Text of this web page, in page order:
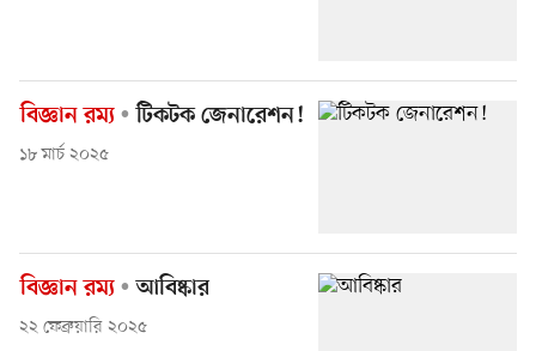
বিজ্ঞান রম্য টিকটক জেনারেশন!
১৮ মার্চ ২০২৫
বিজ্ঞান রম্য আবিষ্কার
২২ ফেব্রুয়ারি ২০২৫